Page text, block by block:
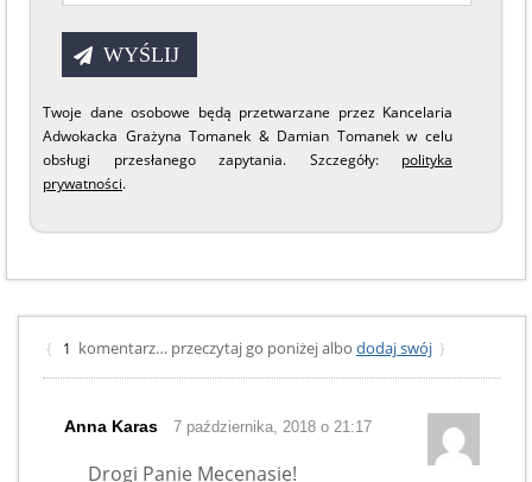
Twoje dane osobowe będą przetwarzane przez Kancelaria
Adwokacka Grażyna Tomanek & Damian Tomanek w celu
obsługi przesłanego zapytania. Szczegóły: polityka
prywatności.
{ 1 komentarz… przeczytaj go poniżej albo dodaj swój }
Anna Karas 7 października, 2018 o 21:17
Drogi Panie Mecenasie!